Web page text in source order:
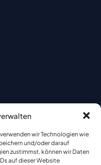
wir Technologien wie
und/oder darauf
zustimmst, können wir Daten
auf dieser Website